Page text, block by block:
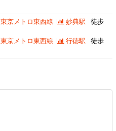
東京メトロ東西線 妙典駅 徒歩
東京メトロ東西線 行徳駅 徒歩